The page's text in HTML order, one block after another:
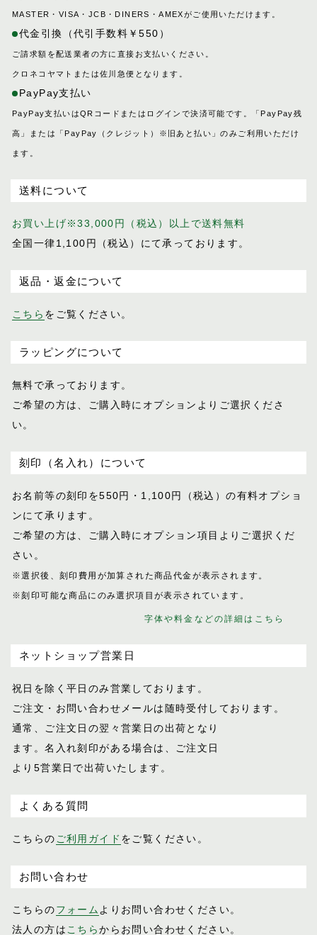
MASTER・VISA・JCB・DINERS・AMEXがご使用いただけます。
代金引換（代引手数料￥550）
ご請求額を配送業者の方に直接お支払いください。
クロネコヤマトまたは佐川急便となります。
PayPay支払い
PayPay支払いはQRコードまたはログインで決済可能です。「PayPay残
高」または「PayPay（クレジット）※旧あと払い」のみご利用いただけ
ます。
送料について
お買い上げ※33,000円（税込）以上で送料無料
全国一律1,100円（税込）にて承っております。
返品・返金について
こちら をご覧ください。
ラッピングについて
無料で承っております。
ご希望の方は、ご購入時にオプションより ご選択くださ
い。
刻印（名入れ）について
お名前等の刻印を550円・1,100円（税込）の有料オプショ
ンにて承ります。
ご希望の方は、ご購入時にオプション項目 よりご選択くだ
さい。
※選択後、刻印費用が加算された商品代金が表示 されます。
※刻印可能な商品にのみ選択項目が表示されてい ます。
字体や料金などの詳細はこちら
ネットショップ営業日
祝日を除く平日のみ営業しております。
ご注文・お問い合わせメールは随時受付し ております。
通常、ご注文日の翌々営業日の出荷となり
ます。名入れ刻印がある場合は、ご注文日
より5営業日で出荷いたします。
よくある質問
こちらの ご利用ガイド をご覧ください。
お問い合わせ
こちらのフォーム よりお問い合わせください。
法人の方は こちらからお問い合わせください。